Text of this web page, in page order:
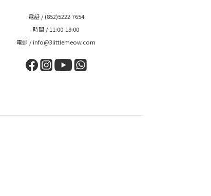
電話 / (852)5222 7654
時間 / 11:00-19:00
電郵 / info@3littlemeow.com